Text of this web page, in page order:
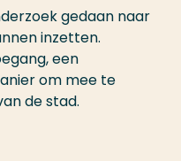
gedaan naar
inzetten.
een
om mee te
de stad.